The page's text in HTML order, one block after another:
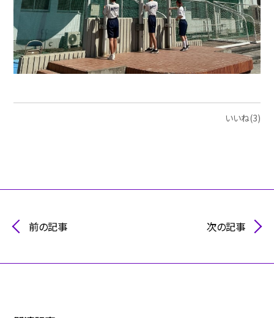
いいね(3)
前の記事 次の記事